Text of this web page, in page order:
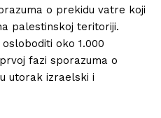
o prekidu vatre koji
palestinskoj teritoriji.
oko 1.000
fazi sporazuma o
utorak izraelski i